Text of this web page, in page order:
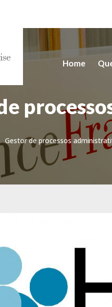
Home
Gestor de processos